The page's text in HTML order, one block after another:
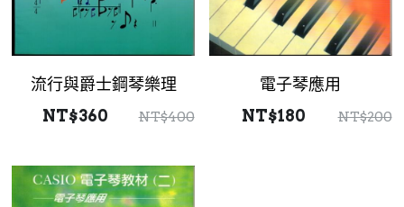
流行與爵士鋼琴樂理
NT$360
NT$400
電子琴應用
NT$180
NT$200